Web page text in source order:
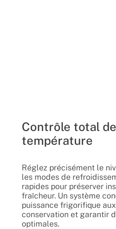
Contrôle total
température
Réglez précisément le
les modes de
rapides pour préserver
fraîcheur. Un système
puissance frigorifique
conservation et garantir
optimales.